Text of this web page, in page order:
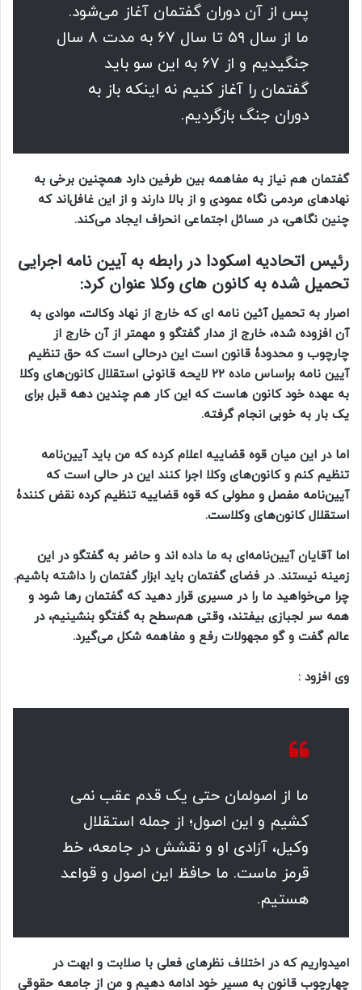
پس از آن دوران گفتمان آغاز می‌شود.
ما از سال ۵۹ تا سال ۶۷ به مدت 8 سال
جنگیدیم و از ۶۷ به این سو باید
گفتمان را آغاز کنیم نه اینکه باز به
دوران جنگ بازگردیم.
گفتمان هم نیاز به مفاهمه بین طرفین دارد همچنین برخی به
نهادهای مردمی نگاه عمودی و از بالا دارند و از این غافل‌اند که
چنین نگاهی، در مسائل اجتماعی انحراف ایجاد می‌کند.
رئیس اتحادیه اسکودا در رابطه به آیین نامه اجرایی
تحمیل شده به کانون های وکلا عنوان کرد:
اصرار به تحمیل آئین نامه ‌ای که خارج از نهاد وکالت، موادی به
آن افزوده شده، خارج از مدار گفتگو و مهمتر از آن خارج از
چارچوب و محدودۀ قانون است این درحالی است که حق تنظیم
آیین‌ نامه براساس ماده ۲۲ لایحه قانونی استقلال کانون‌های وکلا
به عهده خود کانون ‌هاست که این کار هم چندین دهه قبل برای
یک بار به خوبی انجام گرفته.
اما در این میان قوه قضاییه اعلام کرده که من باید آیین‌نامه
تنظیم کنم و کانون‌های وکلا اجرا کنند این در حالی است که
آیین‌نامه مفصل و مطولی که قوه قضاییه تنظیم کرده نقض کنندۀ
استقلال کانون‌های وکلاست.
اما آقایان آیین‌نامه‌ای به ما داده اند و حاضر به گفتگو در این
زمینه نیستند. در فضای گفتمان باید ابزار گفتمان را داشته باشیم.
چرا می‌خواهید ما را در مسیری قرار دهید که گفتمان رها شود و
همه سر لجبازی بیفتند، وقتی هم‌سطح به گفتگو بنشینیم، در
عالم گفت و گو مجهولات رفع و مفاهمه شکل می‌گیرد.
وی افزود :
ما از اصولمان حتی یک قدم عقب نمی
کشیم و این اصول؛ از جمله استقلال
وکیل، آزادی او و نقشش در جامعه، خط
قرمز ماست. ما حافظ این اصول و قواعد
هستیم.
امیدواریم که در اختلاف ‌نظرهای فعلی با صلابت و ابهت در
چهارچوب قانون به مسیر خود ادامه دهیم و من از جامعه حقوقی